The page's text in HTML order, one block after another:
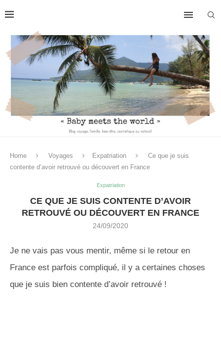
Home Voyages Expatriation
Ce que je suis
contente d’avoir retrouvé ou découvert en France
Expatriation
CE QUE JE SUIS CONTENTE D’AVOIR
RETROUVÉ OU DÉCOUVERT EN FRANCE
24/09/2020
Je ne vais pas vous mentir, même si le retour en
France est parfois compliqué, il y a certaines choses
que je suis bien contente d’avoir retrouvé !